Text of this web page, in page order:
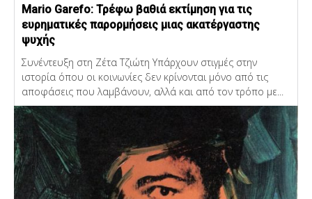
Mario Garefo: Τρέφω βαθιά εκτίμηση για τις
ευρηματικές παρορμήσεις μιας ακατέργαστης
ψυχής
Συνέντευξη στη Ζέτα Τζιώτη Υπάρχουν στιγμές στην
ιστορία όπου οι κοινωνίες δεν κρίνονται μόνο από τις
αποφάσεις που λαμβάνουν, αλλά και από τον τρόπο με...